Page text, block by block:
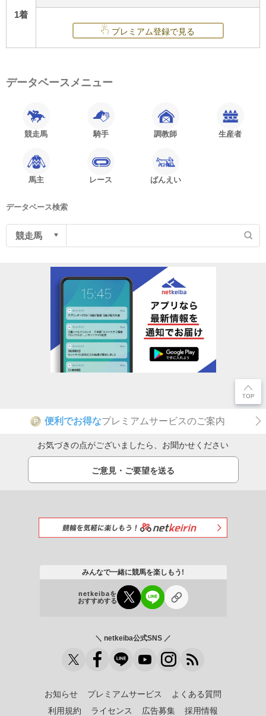
1着
プレミアム登録で見る
データベースメニュー
競走馬 騎手 調教師 生産者
馬主 レース ばんえい
データベース検索
P 便利でお得なプレミアムサービスのご案内
お気づきの点がございましたら、お聞かせください
ご意見・ご要望を送る
みんなで一緒に競馬を楽しもう!
netkeibaを
おすすめする
＼ netkeiba公式SNS ／
お知らせ プレミアムサービス
よくある質問
利用規約
ライセンス 広告募集
採用情報